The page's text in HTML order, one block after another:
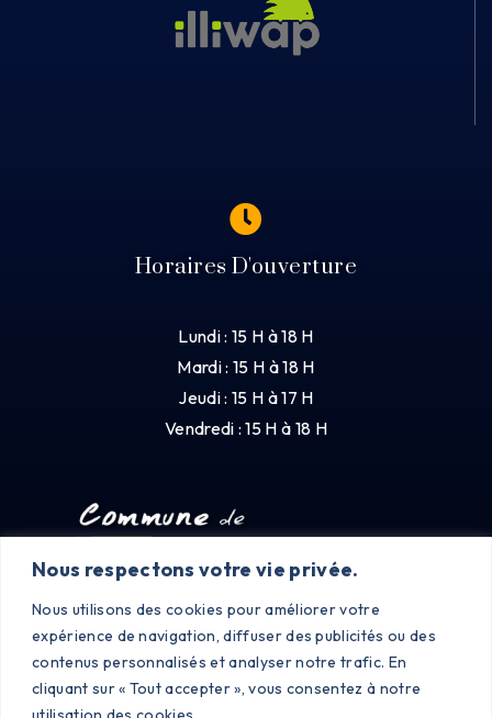
Nous respectons votre vie privée.
Nous utilisons des cookies pour améliorer votre
expérience de navigation, diffuser des publicités ou des
contenus personnalisés et analyser notre trafic. En
cliquant sur « Tout accepter », vous consentez à notre
Horaires D'ouverture
Lundi : 15 H à 18 H
Mardi : 15 H à 18 H
Jeudi : 15 H à 17 H
Vendredi : 15 H à 18 H